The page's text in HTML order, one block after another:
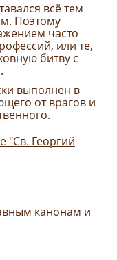
всё тем
Поэтому
часто
или те,
битву с
выполнен в
от врагов и
"Св. Георгий
канонам и